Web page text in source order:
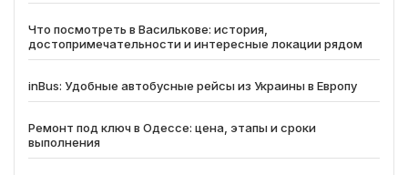
Что посмотреть в Василькове: история,
достопримечательности и интересные локации рядом
inBus: Удобные автобусные рейсы из Украины в Европу
Ремонт под ключ в Одессе: цена, этапы и сроки
выполнения